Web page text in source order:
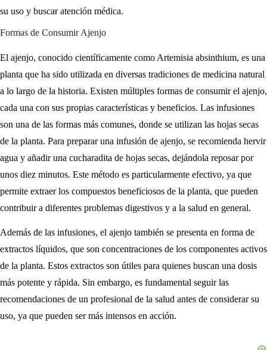
su uso y buscar atención médica.
Formas de Consumir Ajenjo
El ajenjo, conocido científicamente como Artemisia absinthium, es una
planta que ha sido utilizada en diversas tradiciones de medicina natural
a lo largo de la historia. Existen múltiples formas de consumir el ajenjo,
cada una con sus propias características y beneficios. Las infusiones
son una de las formas más comunes, donde se utilizan las hojas secas
de la planta. Para preparar una infusión de ajenjo, se recomienda hervir
agua y añadir una cucharadita de hojas secas, dejándola reposar por
unos diez minutos. Este método es particularmente efectivo, ya que
permite extraer los compuestos beneficiosos de la planta, que pueden
contribuir a diferentes problemas digestivos y a la salud en general.
Además de las infusiones, el ajenjo también se presenta en forma de
extractos líquidos, que son concentraciones de los componentes activos
de la planta. Estos extractos son útiles para quienes buscan una dosis
más potente y rápida. Sin embargo, es fundamental seguir las
recomendaciones de un profesional de la salud antes de considerar su
uso, ya que pueden ser más intensos en acción.